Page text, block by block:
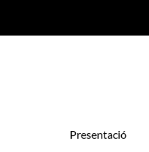
Presentació